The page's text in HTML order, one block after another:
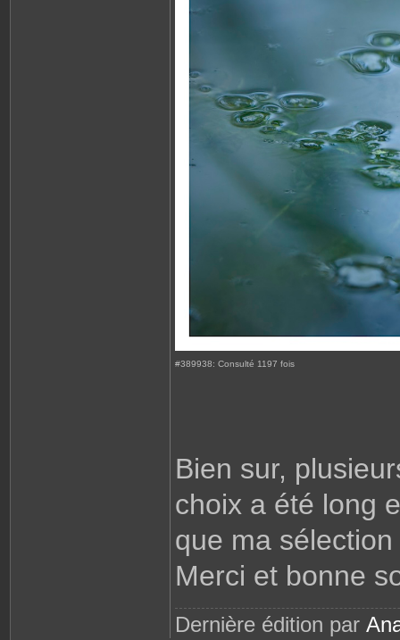
#389938: Consulté 1197 fois
Bien sur,
choix a été long
que ma
Merci et bonne
Dernière édition par